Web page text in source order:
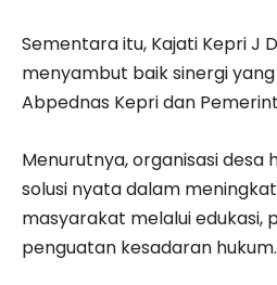
Sementara itu, Kajati Kepri J
menyambut baik sinergi
Abpednas Kepri dan
Menurutnya, organisasi desa
solusi nyata dalam
masyarakat melalui edukasi,
penguatan kesadaran hukum.